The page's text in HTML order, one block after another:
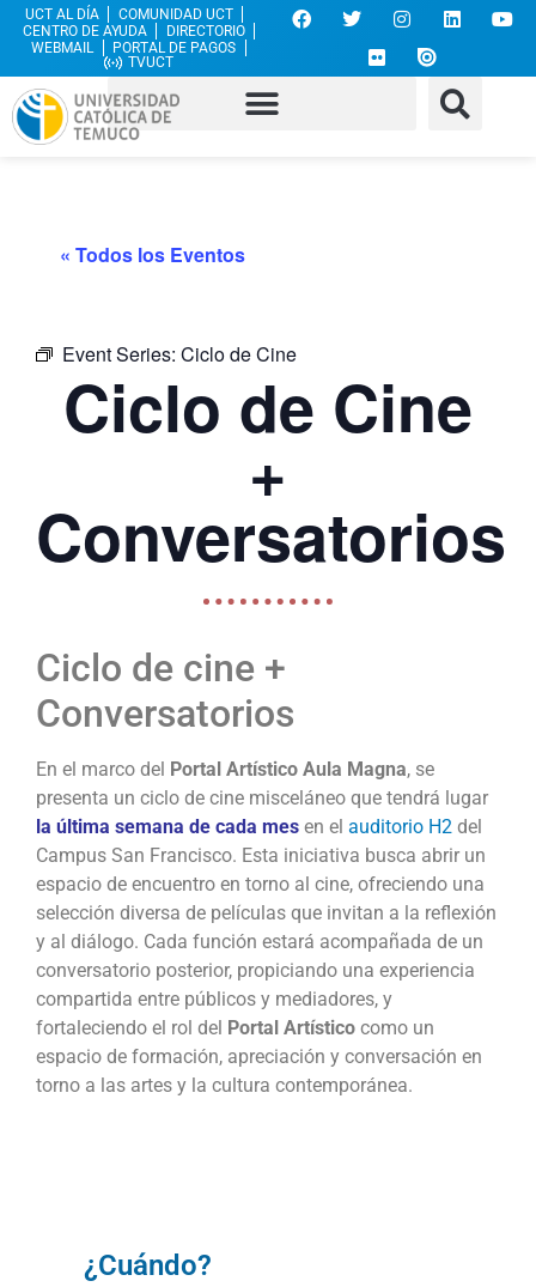
UCT AL DÍA
COMUNIDAD UCT
CENTRO DE AYUDA
DIRECTORIO
WEBMAIL
PORTAL DE PAGOS
TVUCT
« Todos los Eventos
Event Series: Ciclo de Cine
Ciclo de Cine
+
Conversatorios
Ciclo de cine +
Conversatorios
En el marco del Portal Artístico Aula Magna, se
presenta un ciclo de cine misceláneo que tendrá lugar
la última semana de cada mes en el auditorio H2 del
Campus San Francisco. Esta iniciativa busca abrir un
espacio de encuentro en torno al cine, ofreciendo una
selección diversa de películas que invitan a la reflexión
y al diálogo. Cada función estará acompañada de un
conversatorio posterior, propiciando una experiencia
compartida entre públicos y mediadores, y
fortaleciendo el rol del Portal Artístico como un
espacio de formación, apreciación y conversación en
torno a las artes y la cultura contemporánea.
¿Cuándo?